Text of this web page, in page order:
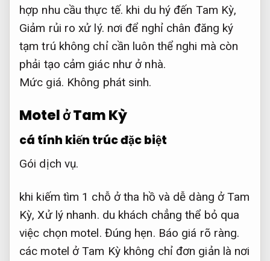
hợp nhu cầu thực tế. khi du hý đến Tam Kỳ,
Giảm rủi ro xử lý. nơi để nghỉ chân đăng ký
tạm trú không chỉ cần luôn thể nghi mà còn
phải tạo cảm giác như ở nhà.
Mức giá. Không phát sinh.
Motel ở Tam Kỳ
cá tính kiến trúc đặc biệt
Gói dịch vụ.
khi kiếm tìm 1 chỗ ở tha hồ và dễ dàng ở Tam
Kỳ,Xử lý nhanh. du khách chẳng thể bỏ qua
việc chọn motel. Đúng hẹn. Báo giá rõ ràng.
các motel ở Tam Kỳ không chỉ đơn giản là nơi